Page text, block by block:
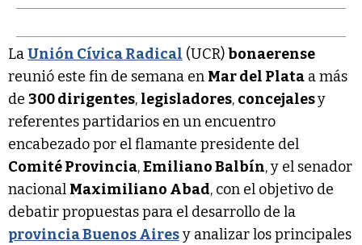
LaUnión Cívica Radical (UCR)bonaerense
reunió este fin de semana en Mar del Plata a más
de 300 dirigentes, legisladores, concejalesy
referentes partidarios en un encuentro
encabezado por el flamante presidente del
Comité Provincia,Emiliano Balbín, y el senador
nacional Maximiliano Abad, con el objetivo de
debatir propuestas para el desarrollo de la
provincia Buenos Airesy analizar los principales